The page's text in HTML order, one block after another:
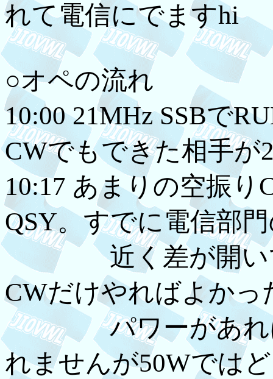
れて電信にでますhi
○オペの流れ
10:00 21MHz SSBで
CWでもできた相手が
10:17 あまりの空振り
QSY。すでに電信部
近く差が開いて
CWだけやればよかっ
パワーがあれば
れませんが50Wでは